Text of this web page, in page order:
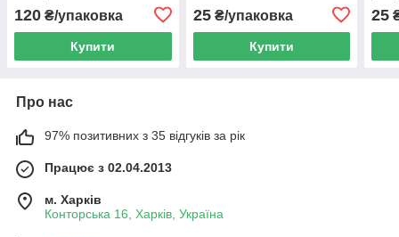
120 ₴/упаковка
Купити
25₴/упаковка
Купити
25
Про нас
97% позитивних з 35 відгуків за рік
Працює з 02.04.2013
м. Харків
Конторська 16, Харків, Україна